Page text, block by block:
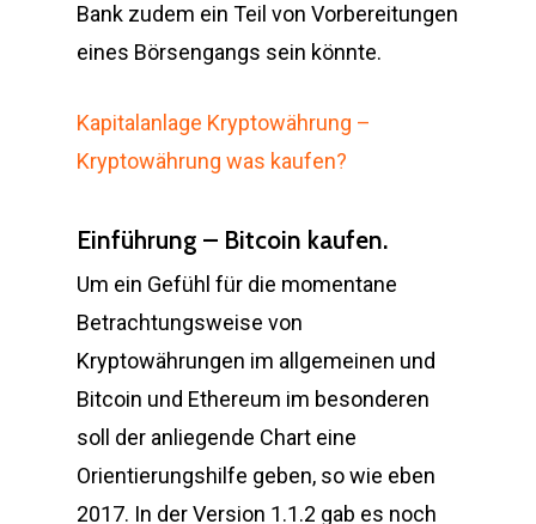
Bank zudem ein Teil von Vorbereitungen
eines Börsengangs sein könnte.
Kapitalanlage Kryptowährung –
Kryptowährung was kaufen?
Einführung – Bitcoin kaufen.
Um ein Gefühl für die momentane
Betrachtungsweise von
Kryptowährungen im allgemeinen und
Bitcoin und Ethereum im besonderen
soll der anliegende Chart eine
Orientierungshilfe geben, so wie eben
2017. In der Version 1.1.2 gab es noch